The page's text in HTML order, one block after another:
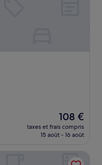
Le
nouveau
prix
de
108 €
108 €
taxes et frais compris
15 août - 16 août